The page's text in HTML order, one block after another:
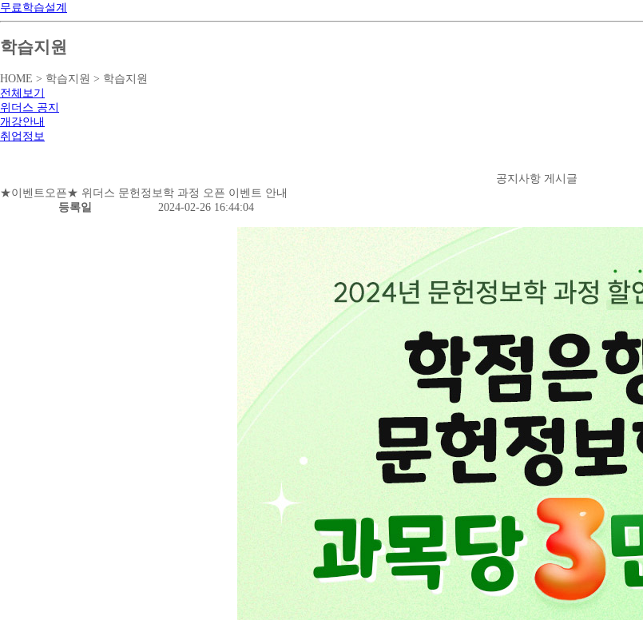
무료학습설계
학습지원
HOME > 학습지원 > 학습지원
전체보기
위더스 공지
개강안내
취업정보
공지사항 게시글
★이벤트오픈★ 위더스 문헌정보학 과정 오픈 이벤트 안내
등록일
2024-02-26 16:44:04